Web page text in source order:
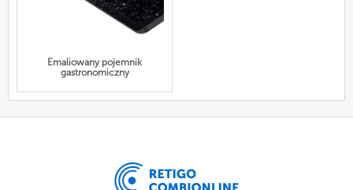
Emaliowany pojemnik
gastronomiczny